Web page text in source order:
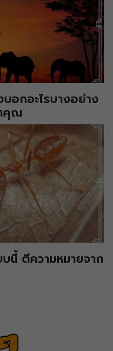
อกอะไรบางอย่าง
คุณ
นี้ ตีความหมายจาก